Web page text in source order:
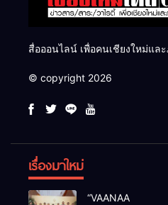
สื่อออนไลน์ เพื่อคนเชียงใหม่แล
© copyright 2026
เรื่องมาใหม่
“VAANAA